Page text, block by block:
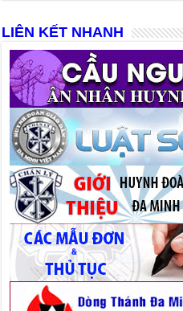
LIÊN KẾT NHANH